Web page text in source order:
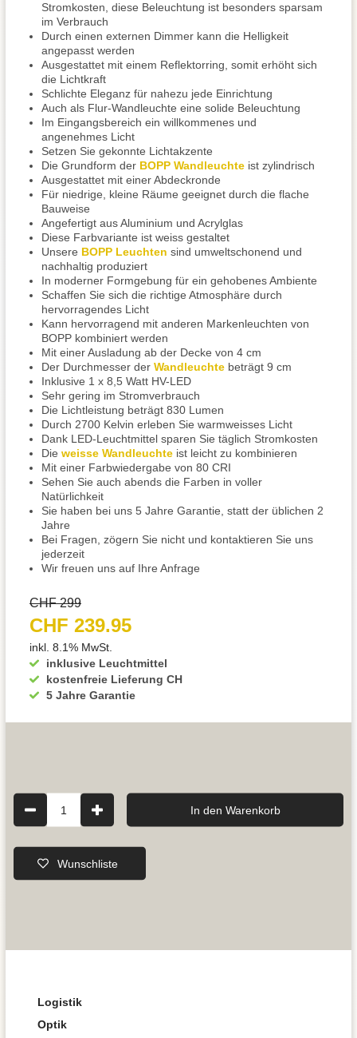
Stromkosten, diese Beleuchtung ist besonders sparsam
im Verbrauch
Durch einen externen Dimmer kann die Helligkeit
angepasst werden
Ausgestattet mit einem Reflektorring, somit erhöht sich
die Lichtkraft
Schlichte Eleganz für nahezu jede Einrichtung
Auch als Flur-Wandleuchte eine solide Beleuchtung
Im Eingangsbereich ein willkommenes und
angenehmes Licht
Setzen Sie gekonnte Lichtakzente
Die Grundform der BOPP Wandleuchte ist zylindrisch
Ausgestattet mit einer Abdeckronde
Für niedrige, kleine Räume geeignet durch die flache
Bauweise
Angefertigt aus Aluminium und Acrylglas
Diese Farbvariante ist weiss gestaltet
Unsere BOPP Leuchten sind umweltschonend und
nachhaltig produziert
In moderner Formgebung für ein gehobenes Ambiente
Schaffen Sie sich die richtige Atmosphäre durch
hervorragendes Licht
Kann hervorragend mit anderen Markenleuchten von
BOPP kombiniert werden
Mit einer Ausladung ab der Decke von 4 cm
Der Durchmesser der Wandleuchte beträgt 9 cm
Inklusive 1 x 8,5 Watt HV-LED
Sehr gering im Stromverbrauch
Die Lichtleistung beträgt 830 Lumen
Durch 2700 Kelvin erleben Sie warmweisses Licht
Dank LED-Leuchtmittel sparen Sie täglich Stromkosten
Die weisse Wandleuchte ist leicht zu kombinieren
Mit einer Farbwiedergabe von 80 CRI
Sehen Sie auch abends die Farben in voller
Natürlichkeit
Sie haben bei uns 5 Jahre Garantie, statt der üblichen 2
Jahre
Bei Fragen, zögern Sie nicht und kontaktieren Sie uns
jederzeit
Wir freuen uns auf Ihre Anfrage
inklusive Leuchtmittel
kostenfreie Lieferung CH
5 Jahre Garantie
CHF 299
CHF 239.95
inkl. 8.1% MwSt.
1 In den Warenkorb
Wunschliste
Logistik
Optik